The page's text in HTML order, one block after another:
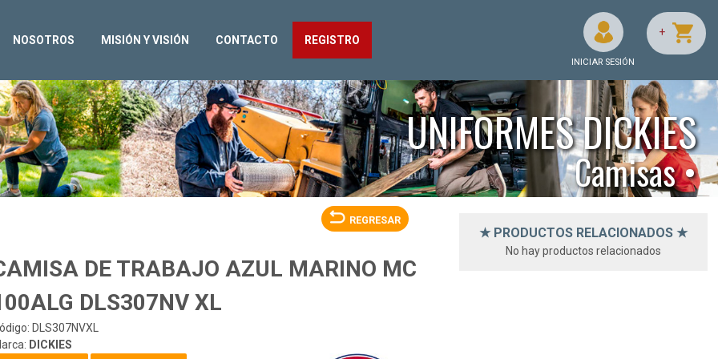
NOSOTROS MISIÓN Y VISIÓN CONTACTO REGISTRO
INICIAR SESIÓN
+
UNIFORMES DICKIES
Camisas •
REGRESAR
DE TRABAJO AZUL MARINO MC
DLS307NV XL
DLS307NVXL
DICKIES
★ PRODUCTOS RELACIONADOS ★
No hay productos relacionados